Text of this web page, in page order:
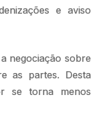
e aviso
negociação sobre
as partes. Desta
se torna menos